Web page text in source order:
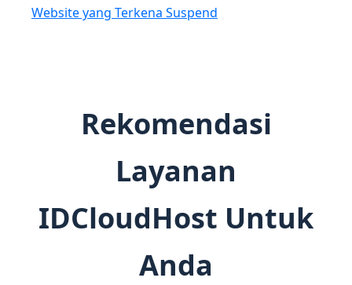
Website yang Terkena Suspend
Rekomendasi
Layanan
IDCloudHost Untuk
Anda